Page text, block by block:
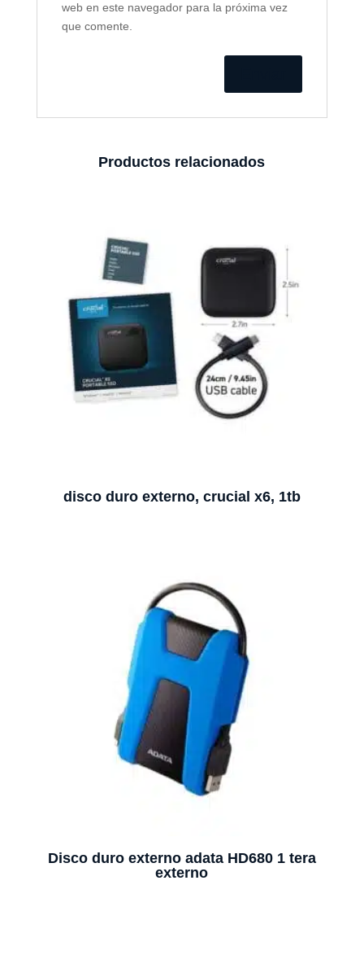
web en este navegador para la próxima vez
que comente.
Productos relacionados
disco duro externo, crucial x6, 1tb
Disco duro externo adata HD680 1 tera
externo